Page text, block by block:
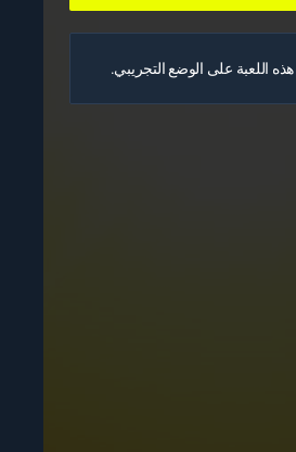
اللعبة على الوضع التجريبي.